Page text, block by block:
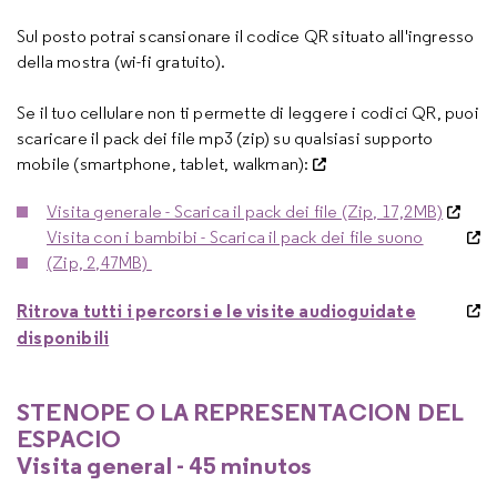
Sul posto potrai scansionare il codice QR situato all'ingresso
della mostra (wi-fi gratuito).
Se il tuo cellulare non ti permette di leggere i codici QR, puoi
scaricare il pack dei file mp3 (zip) su qualsiasi supporto
mobile (smartphone, tablet, walkman):
Visita generale - Scarica il pack dei file (Zip, 17,2MB)
Visita con i bambibi - Scarica il pack dei file suono
(Zip, 2,47MB)
Ritrova tutti i percorsi e le visite audioguidate
disponibili
STENOPE O LA REPRESENTACION DEL
ESPACIO
Visita general - 45 minutos